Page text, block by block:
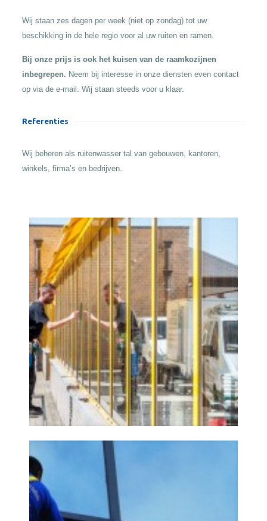
Wij staan zes dagen per week (niet op zondag) tot uw
beschikking in de hele regio voor al uw ruiten en ramen.
Bij onze prijs is ook het kuisen van de raamkozijnen
inbegrepen. Neem bij interesse in onze diensten even contact
op via de e-mail. Wij staan steeds voor u klaar.
Referenties
Wij beheren als ruitenwasser tal van gebouwen, kantoren,
winkels, firma’s en bedrijven.